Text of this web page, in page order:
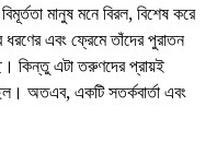
মানুষ মনে বিরল, বিশেষ করে
এবং ফ্রেমে তাঁদের পুরাতন
কিন্তু এটা তরুণদের প্রায়ই
অতএব, একটি সতর্কবার্তা এবং